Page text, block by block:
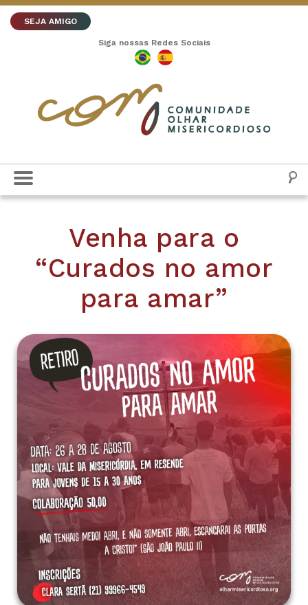
SEJA AMIGO
Siga nossas Redes Sociais
Venha para o
“Curados no amor
para amar”